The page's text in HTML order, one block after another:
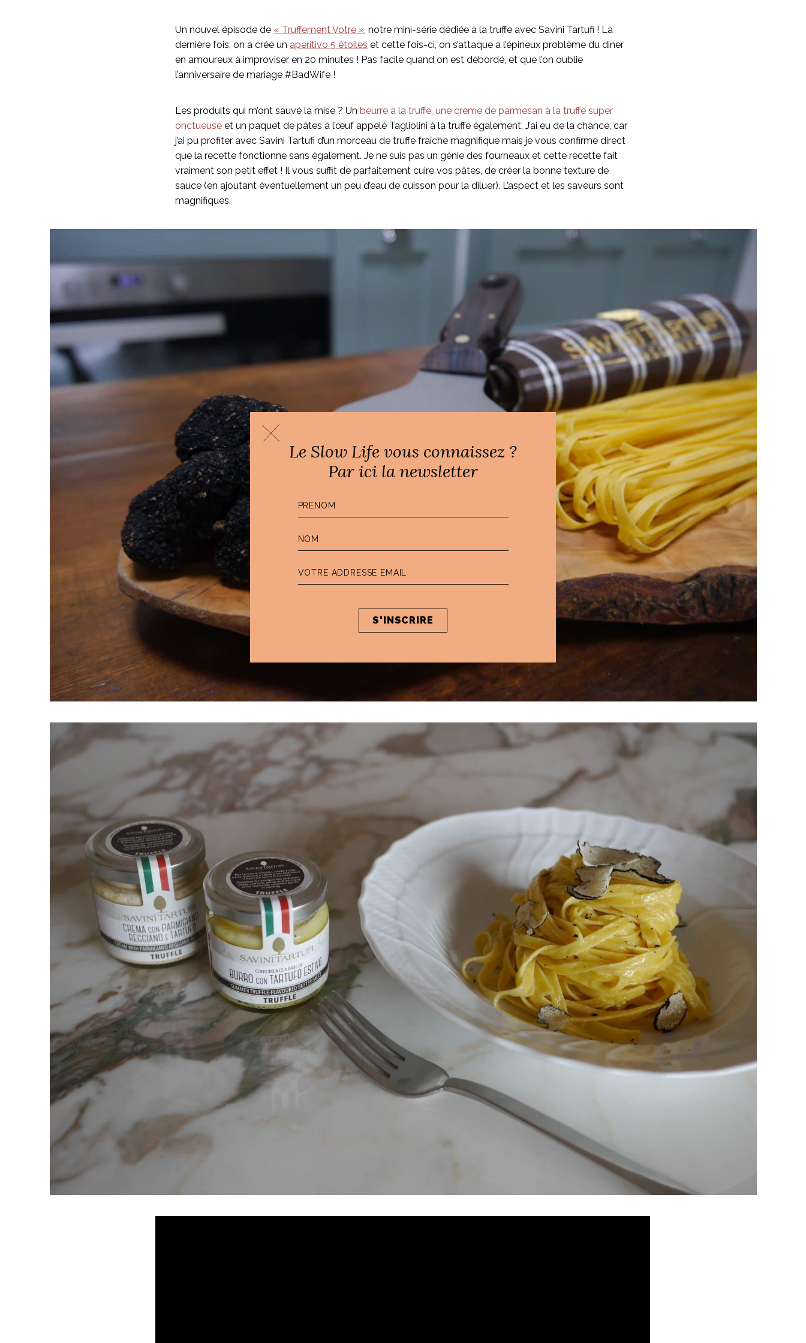
Un nouvel épisode de « Truffement Votre » , notre mini-série dédiée à la truffe avec Savini Tartufi ! La
dernière fois, on a créé un aperitivo 5 étoiles et cette fois-ci, on s’attaque à l’épineux problème du diner
en amoureux à improviser en 20 minutes ! Pas facile quand on est débordé, et que l’on oublie
l’anniversaire de mariage #BadWife !
Les produits qui m’ont sauvé la mise ? Unbeurre à la truffe ,une crème de parmesan à la truffe super
onctueuse et un paquet de pâtes à l’œuf appelé Tagliolini à la truffe également. J’ai eu de la chance, car
j’ai pu profiter avec Savini Tartufi d’un morceau de truffe fraîche magnifique mais je vous confirme direct
que la recette fonctionne sans également. Je ne suis pas un génie des fourneaux et cette recette fait
vraiment son petit effet ! Il vous suffit de parfaitement cuire vos pâtes, de créer la bonne texture de
sauce (en ajoutant éventuellement un peu d’eau de cuisson pour la diluer). L’aspect et les saveurs sont
magnifiques.
Le Slow Life vous connaissez ?
Par ici la newsletter